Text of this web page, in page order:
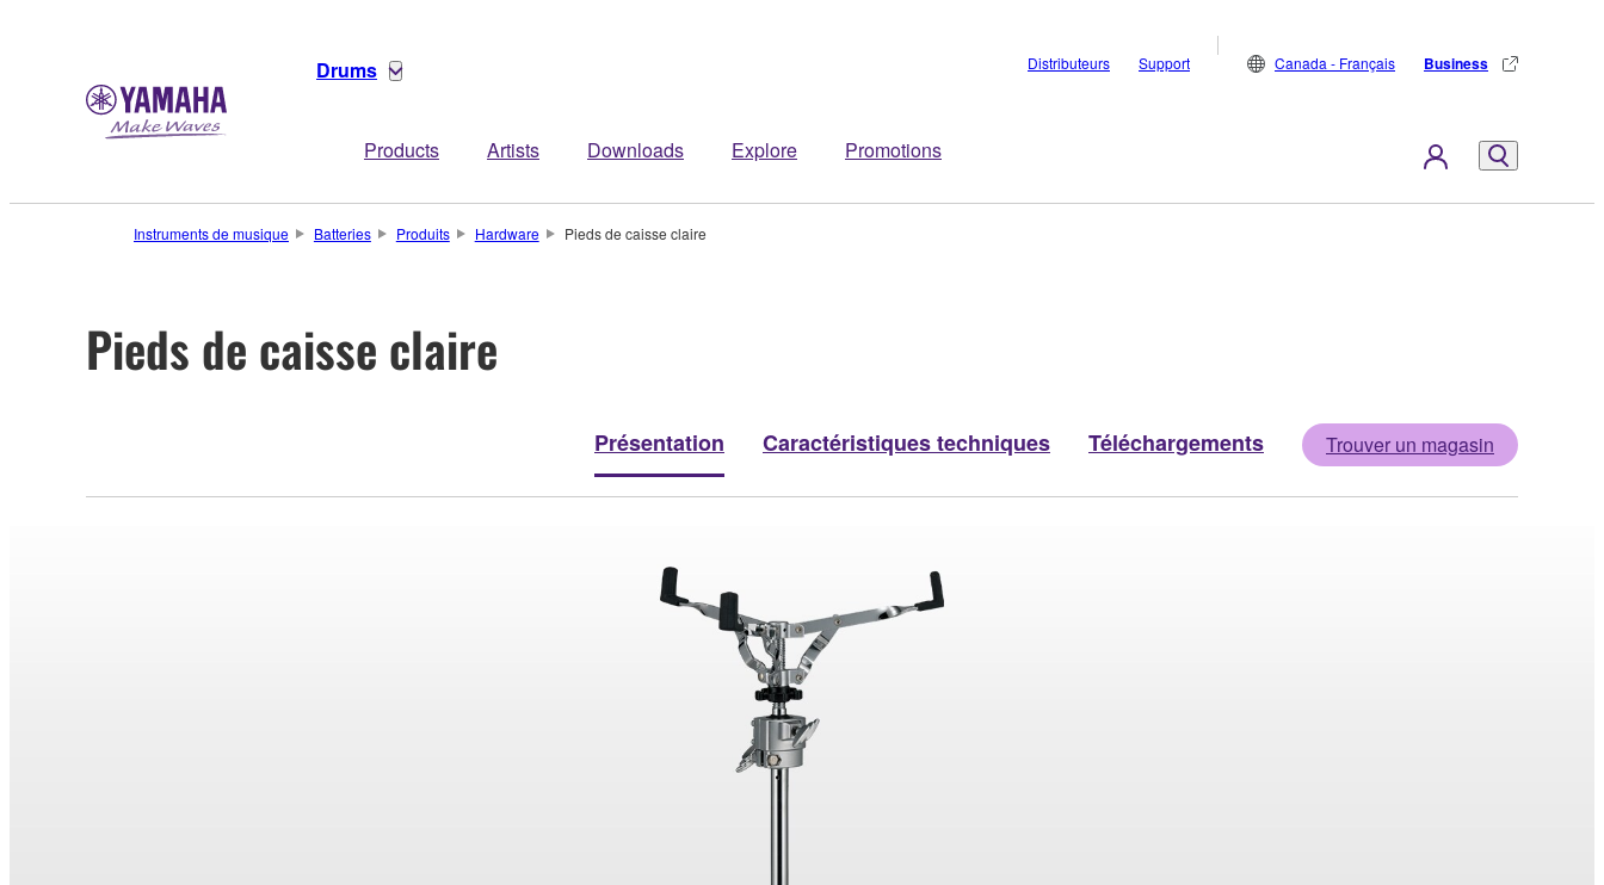
Drums
Products Artists Downloads Explore Promotions
Distributeurs Support Canada - Français Business
Instruments de musique Batteries Produits Hardware Pieds de caisse claire
Pieds de caisse claire
Présentation Caractéristiques techniques Téléchargements Trouver un magasin